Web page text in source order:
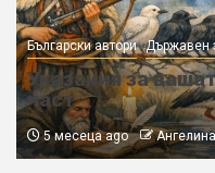
Български автори Държавен
Указания за
част
5 месеца ago